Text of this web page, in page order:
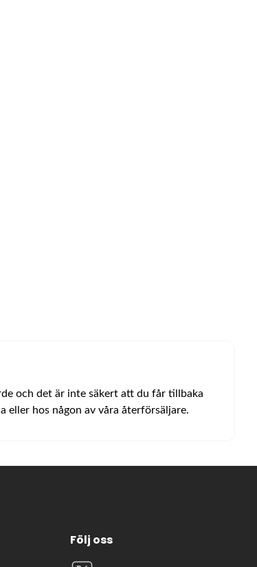
och det är inte säkert att du får tillbaka
eller hos någon av våra återförsäljare.
Följ oss